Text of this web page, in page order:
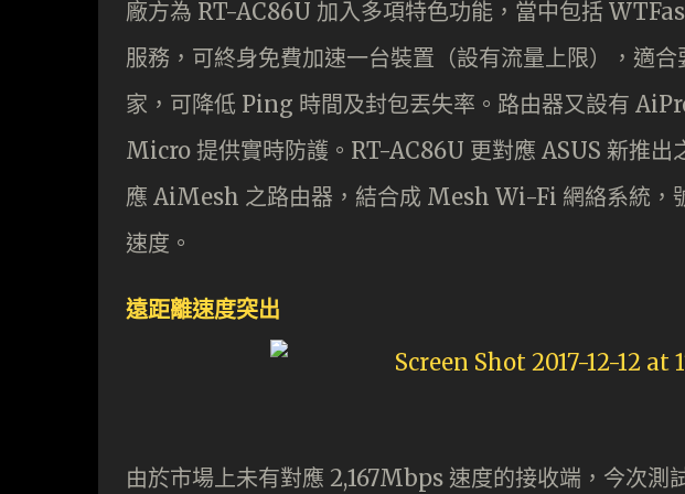
廠方為 RT-AC86U 加入多項特色功能，當中包括
服務，可終身免費加速一台裝置（設有流量上限），適
家，可降低 Ping 時間及封包丟失率。路由器又設有
Micro 提供實時防護。RT-AC86U 更對應 ASUS 新推
應 AiMesh 之路由器，結合成 Mesh Wi-Fi 網絡系統，
速度。
遠距離速度突出
由於市場上未有對應 2,167Mbps 速度的接收端，今次測